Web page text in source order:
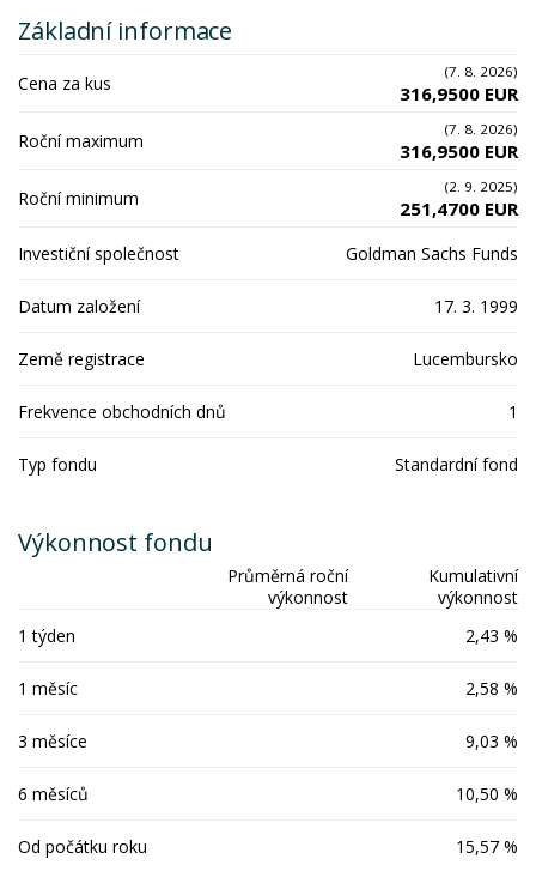
Základní informace
Cena za kus (7. 8. 2026)
316,9500 EUR
Roční maximum (7. 8. 2026)
316,9500 EUR
Roční minimum (2. 9. 2025)
251,4700 EUR
Investiční společnost Goldman Sachs Funds
Datum založení 17. 3. 1999
Země registrace Lucembursko
Frekvence obchodních dnů 1
Typ fondu Standardní fond
Výkonnost fondu
Průměrná roční
výkonnost
Kumulativní
výkonnost
1 týden
2,43 %
1 měsíc 2,58 %
3 měsíce 9,03 %
6 měsíců 10,50 %
Od počátku roku 15,57 %